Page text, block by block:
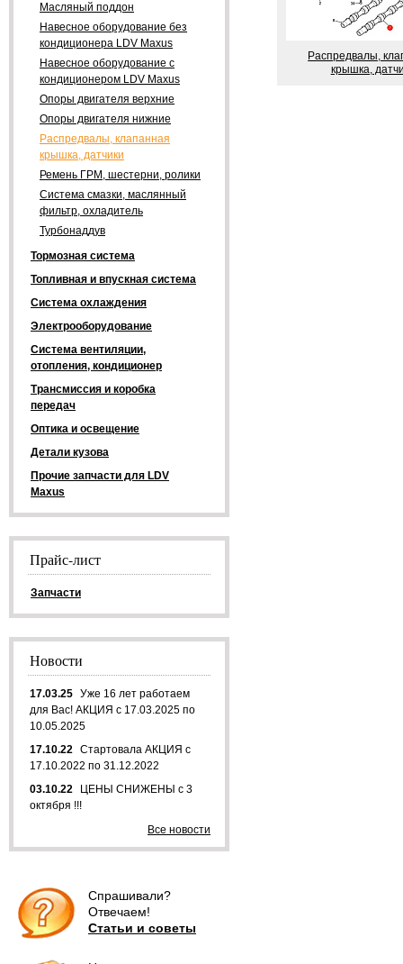
Распредвалы,
крышка,
Масляный поддон
Навесное оборудование без
кондиционера LDV Maxus
Навесное оборудование с
кондиционером LDV Maxus
Опоры двигателя верхние
Опоры двигателя нижние
Распредвалы, клапанная
крышка, датчики
Ремень ГРМ, шестерни, ролики
Система смазки, маслянный
фильтр, охладитель
Турбонаддув
Тормозная система
Топливная и впускная система
Система охлаждения
Электрооборудование
Система вентиляции,
отопления, кондиционер
Трансмиссия и коробка
передач
Оптика и освещение
Детали кузова
Прочие запчасти для LDV
Maxus
Прайс-лист
Запчасти
Новости
17.03.25 Уже 16 лет работаем
для Вас! АКЦИЯ с 17.03.2025 по
10.05.2025
17.10.22 Стартовала АКЦИЯ с
17.10.2022 по 31.12.2022
03.10.22
ЦЕНЫ СНИЖЕНЫ с 3
октября !!!
Все новости
Спрашивали?
Отвечаем!
Статьи и советы